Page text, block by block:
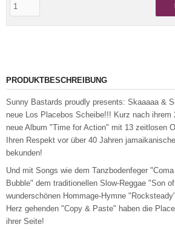
PRODUKTBESCHREIBUNG
Sunny Bastards proudly presents: Skaaaaa &
neue Los Placebos Scheibe!!! Kurz nach ihrem
neue Album "Time for Action" mit 13 zeitlosen
Ihren Respekt vor über 40 Jahren
bekunden!
Und mit Songs wie dem Tanzbodenfeger
Bubble" dem traditionellen Slow-Reggae "Son
wunderschönen Hommage-Hymne
Herz gehenden "Copy & Paste" haben die
ihrer Seite!